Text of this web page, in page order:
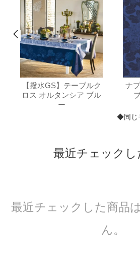
【撥水GS】テーブルク
ロス オルタンシア ブル
ー
ナ
◆同じ
最近チェックし
最近チェックした商品
ん。